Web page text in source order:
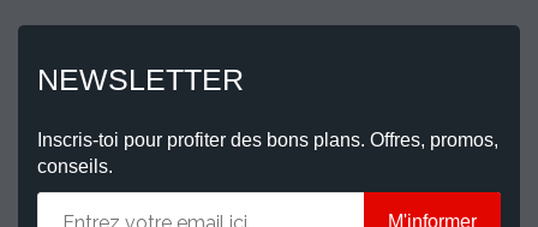
NEWSLETTER
Inscris-toi pour profiter des bons plans. Offres, promos,
conseils.
M'informer